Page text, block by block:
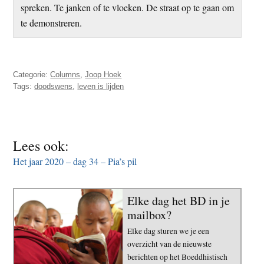
spreken. Te janken of te vloeken. De straat op te gaan om
te demonstreren.
Categorie:Columns,Joop Hoek
Tags:doodswens, leven is lijden
Lees ook:
Het jaar 2020 – dag 34 – Pia’s pil
Elke dag het BD in je
mailbox?
Elke dag sturen we je een
overzicht van de nieuwste
berichten op het Boeddhistisch